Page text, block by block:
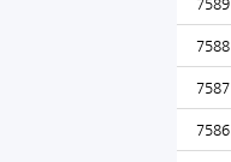
7589
7588
7587
7586